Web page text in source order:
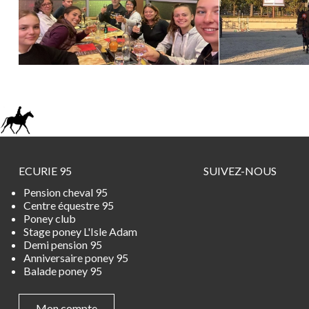
ECURIE 95
Pension cheval 95
Centre équestre 95
Poney club
Stage poney L'Isle Adam
Demi pension 95
Anniversaire poney 95
Balade poney 95
SUIVEZ-NOUS